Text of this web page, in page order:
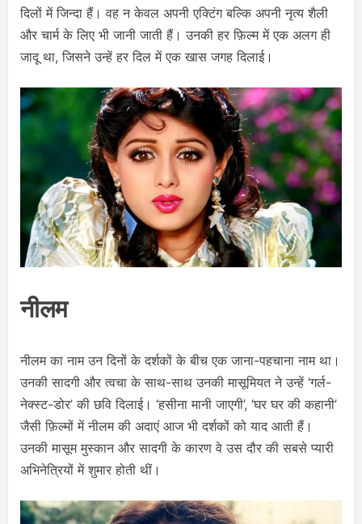
दिलों में जिन्दा हैं। वह न केवल अपनी एक्टिंग बल्कि अपनी नृत्य शैली
और चार्म के लिए भी जानी जाती हैं। उनकी हर फ़िल्म में एक अलग ही
जादू था, जिसने उन्हें हर दिल में एक खास जगह दिलाई।
नीलम
नीलम का नाम उन दिनों के दर्शकों के बीच एक जाना-पहचाना नाम था।
उनकी सादगी और त्वचा के साथ-साथ उनकी मासूमियत ने उन्हें ‘गर्ल-
नेक्स्ट-डोर’ की छवि दिलाई। ‘हसीना मानी जाएगी’, ‘घर घर की कहानी’
जैसी फ़िल्मों में नीलम की अदाएं आज भी दर्शकों को याद आती हैं।
उनकी मासूम मुस्कान और सादगी के कारण वे उस दौर की सबसे प्यारी
अभिनेत्रियों में शुमार होती थीं।